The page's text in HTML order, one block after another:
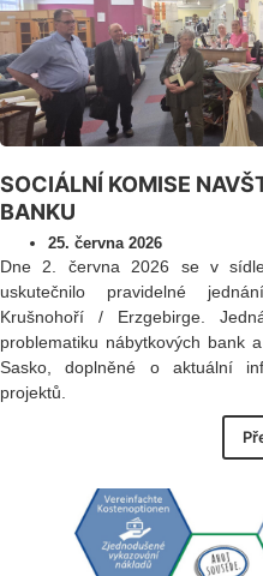
SOCIÁLNÍ KOMISE
BANKU
25. června 2026
Dne 2. června 2026 se v
uskutečnilo pravidelné
Krušnohoří / Erzgebirge.
problematiku nábytkových bank
Sasko, doplněné o aktuální
projektů.